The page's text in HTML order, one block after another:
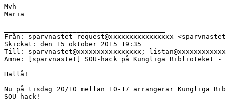
Mvh
Maria
Från: sparvnastet-request@xxxxxxxxxxxxxxxx
Skickat: den 15 oktober 2015 19:35
Till: sparvnastet@xxxxxxxxxxxxxxxx;
Ämne: [sparvnastet] SOU-hack på Kungliga Biblioteket
Hallå!
Nu på tisdag 20/10 mellan 10-17 arrangerar Kungliga
SOU-hack!